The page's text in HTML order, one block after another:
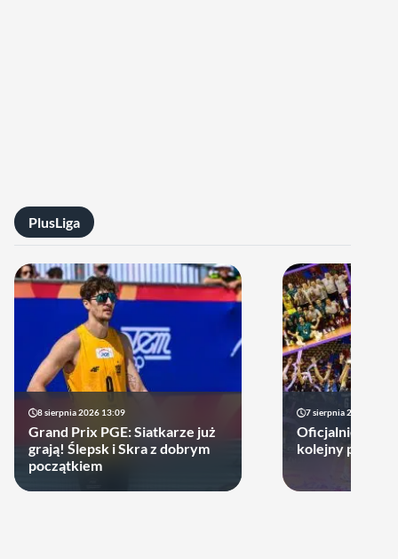
PlusLiga
8 sierpnia 2026 13:09
Grand Prix PGE: Siatkarze już
grają! Ślepsk i Skra z dobrym
początkiem
7 sierpnia 2026 14:18
Oficjalnie!
kolejny